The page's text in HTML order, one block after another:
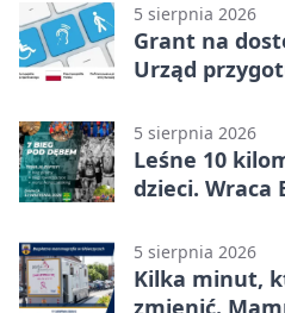
5 sierpnia 2026
Grant na
Urząd
5 sierpnia 2026
Leśne 10
dzieci. Wraca
5 sierpnia 2026
Kilka minut,
zmienić.